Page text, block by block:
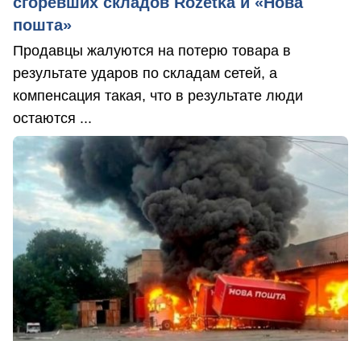
пошта»
Продавцы жалуются на потерю товара в
результате ударов по складам сетей, а
компенсация такая, что в результате люди
остаются ...